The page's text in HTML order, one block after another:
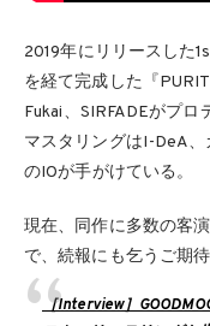
2019年にリリースした
を経て完成した『
Fukai、SIRFADEがプ
マスタリングはI-DeA、
のIOが手がけている。
現在、同作に多数の客
で、続報にも乞うご期待
［Interview］